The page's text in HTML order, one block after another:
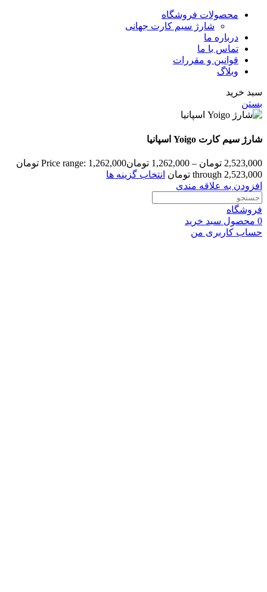
محصولات فروشگاه
شارژ سیم کارت جهانی
درباره ما
تماس با ما
قوانین و مقررات
وبلاگ
سبد خرید
بستن
شارژ سیم کارت Yoigo اسپانیا
2,523,000 تومان –
1,262,000 تومان
Price range: 1,262,000 تومان
through 2,523,000 تومان
انتخاب گزینه ها
افزودن به علاقه مندی
فروشگاه
0 محصول سبد خرید
حساب کاربری من